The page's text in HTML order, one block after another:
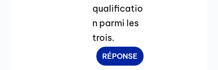
qualificatio
n parmi les
trois.
RÉPONSE